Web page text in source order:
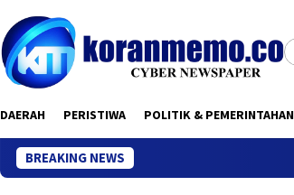
DAERAH PERISTIWA POLITIK & PEMERINTAHAN
BREAKING NEWS